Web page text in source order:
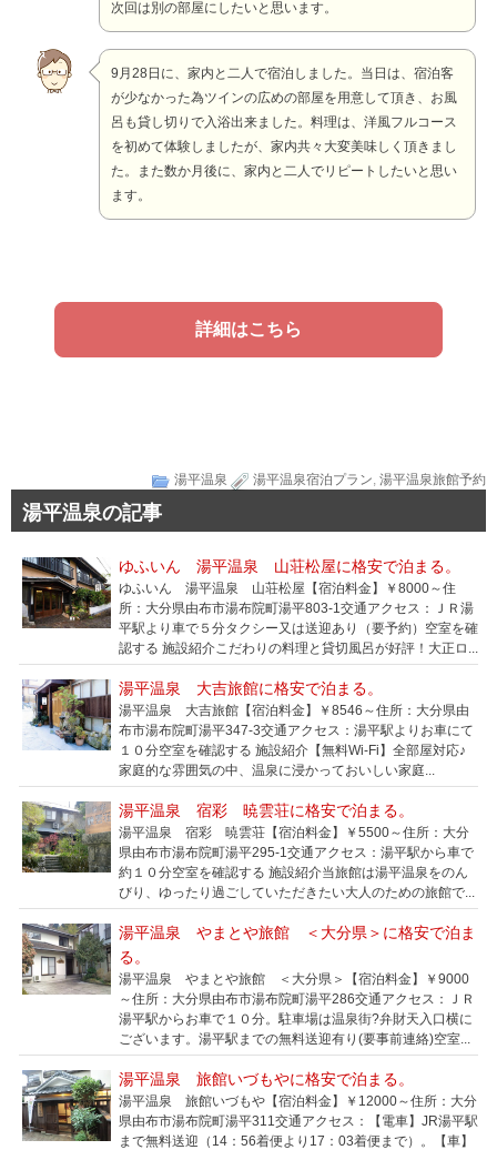
次回は別の部屋にしたいと思います。
9月28日に、家内と二人で宿泊しました。当日は、宿泊客
が少なかった為ツインの広めの部屋を用意して頂き、お風
呂も貸し切りで入浴出来ました。料理は、洋風フルコース
を初めて体験しましたが、家内共々大変美味しく頂きまし
た。また数か月後に、家内と二人でリピートしたいと思い
ます。
詳細はこちら
湯平温泉 湯平温泉宿泊プラン 湯平温泉旅館予約
湯平温泉の記事
ゆふいん 湯平温泉 山荘松屋に格安で泊まる。
ゆふいん 湯平温泉 山荘松屋【宿泊料金】￥8000～住
所：大分県由布市湯布院町湯平803-1交通アクセス：ＪＲ湯
平駅より車で５分タクシー又は送迎あり（要予約）空室を確
認する 施設紹介こだわりの料理と貸切風呂が好評！大正ロ...
湯平温泉 大吉旅館に格安で泊まる。
湯平温泉 大吉旅館【宿泊料金】￥8546～住所：大分県由
布市湯布院町湯平347-3交通アクセス：湯平駅よりお車にて
１０分空室を確認する 施設紹介【無料Wi-Fi】全部屋対応♪
家庭的な雰囲気の中、温泉に浸かっておいしい家庭...
湯平温泉 宿彩 暁雲荘に格安で泊まる。
湯平温泉 宿彩 暁雲荘【宿泊料金】￥5500～住所：大分
県由布市湯布院町湯平295-1交通アクセス：湯平駅から車で
約１０分空室を確認する 施設紹介当旅館は湯平温泉をのん
びり、ゆったり過ごしていただきたい大人のための旅館で...
湯平温泉 やまとや旅館 ＜大分県＞に格安で泊ま
る。
湯平温泉 やまとや旅館 ＜大分県＞【宿泊料金】￥9000
～住所：大分県由布市湯布院町湯平286交通アクセス：ＪＲ
湯平駅からお車で１０分。駐車場は温泉街?弁財天入口横に
ございます。湯平駅までの無料送迎有り(要事前連絡)空室...
湯平温泉 旅館いづもやに格安で泊まる。
湯平温泉 旅館いづもや【宿泊料金】￥12000～住所：大分
県由布市湯布院町湯平311交通アクセス：【電車】JR湯平駅
まで無料送迎（14：56着便より17：03着便まで）。【車】